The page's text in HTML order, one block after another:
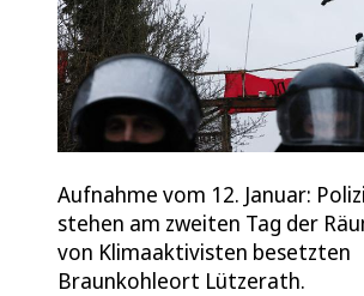
Aufnahme vom 12. Januar:
stehen am zweiten Tag der
von Klimaaktivisten besetzten
Braunkohleort Lützerath.